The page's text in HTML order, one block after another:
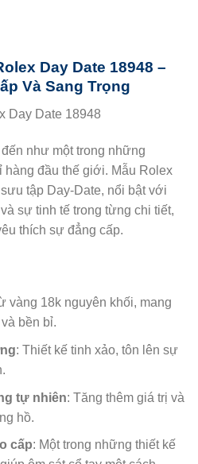
Day Date 18948 –
Và Sang Trọng
Day Date 18948
như một trong những
đầu thế giới. Mẫu Rolex
tập Day-Date, nổi bật với
sự tinh tế trong từng chi tiết,
thích sự đẳng cấp.
vàng 18k nguyên khối, mang
bền bỉ.
: Thiết kế tinh xảo, tôn lên sự
tự nhiên: Tăng thêm giá trị và
hồ.
cấp: Một trong những thiết kế